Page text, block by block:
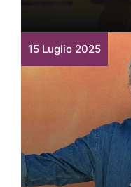
15 Luglio 2025